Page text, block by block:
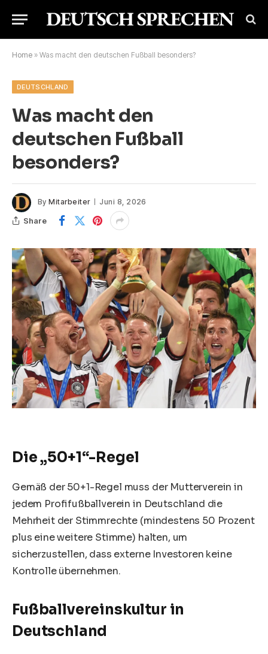
Home » Was macht den deutschen Fußball besonders?
DEUTSCHLAND
Was macht den
deutschen Fußball
besonders?
By Mitarbeiter Juni 8, 2026
Share
Die „50+1“-Regel
Gemäß der 50+1-Regel muss der Mutterverein in
jedem Profifußballverein in Deutschland die
Mehrheit der Stimmrechte (mindestens 50 Prozent
plus eine weitere Stimme) halten, um
sicherzustellen, dass externe Investoren keine
Kontrolle übernehmen.
Fußballvereinskultur in
Deutschland